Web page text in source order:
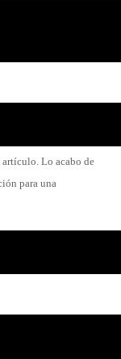
Lo acabo de
para una